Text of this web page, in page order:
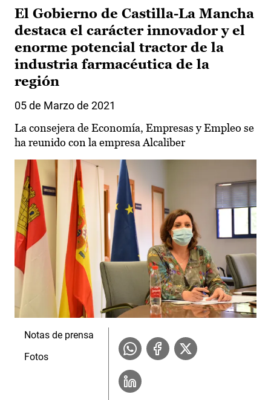
El Gobierno de Castilla-La Mancha
destaca el carácter innovador y el
enorme potencial tractor de la
industria farmacéutica de la
región
05 de Marzo de 2021
La consejera de Economía, Empresas y Empleo se
ha reunido con la empresa Alcaliber
Notas de prensa
Fotos